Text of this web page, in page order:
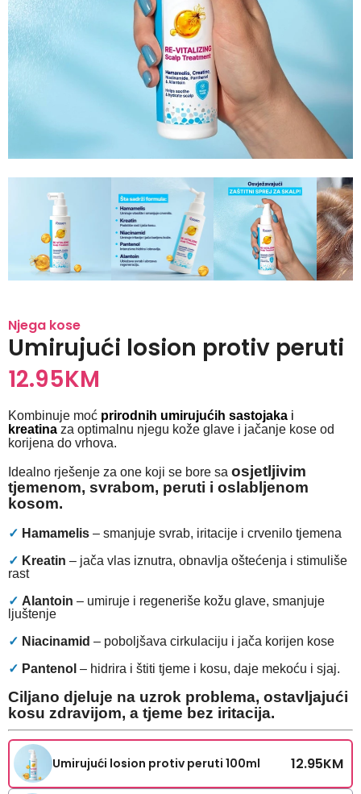
Njega kose
Umirujući losion protiv peruti
12.95KM
Kombinuje moć prirodnih umirujućih sastojaka i
kreatina za optimalnu njegu kože glave i jačanje kose od
korijena do vrhova.
Idealno rješenje za one koji se bore sa osjetljivim
tjemenom, svrabom, peruti i oslabljenom
kosom.
✓ Hamamelis – smanjuje svrab, iritacije i crvenilo tjemena
✓ Kreatin – jača vlas iznutra, obnavlja oštećenja i stimuliše
rast
✓ Alantoin – umiruje i regeneriše kožu glave, smanjuje
ljuštenje
✓ Niacinamid – poboljšava cirkulaciju i jača korijen kose
✓ Pantenol – hidrira i štiti tjeme i kosu, daje mekoću i sjaj.
Ciljano djeluje na uzrok problema, ostavljajući
kosu zdravijom, a tjeme bez iritacija.
Umirujući losion protiv peruti 100ml 12.95KM